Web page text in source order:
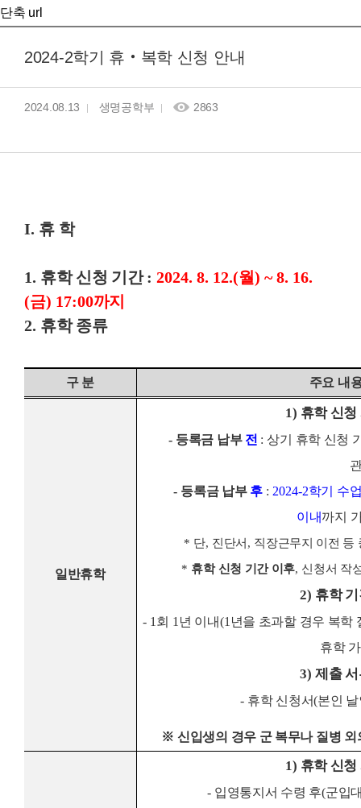
단축 url
2024-2학기 휴‧복학 신청 안내
2024.08.13 생명공학부 2863
I. 휴 학
1. 휴학 신청 기간:2024. 8. 12.(월) ~ 8. 16.
(금) 17:00까지
2. 휴학 종류
구 분 주요 내
일반휴학
1) 휴학 신청
- 등록금 납부 전 : 상기 휴학 신청
- 등록금 납부 후 : 2024-2학기 수
이내까지
* 단, 진단서 , 직장근무지 이전 등
* 휴학 신청 기간 이후, 신청서 작
2) 휴학
- 1 회 1 년 이내(1 년을 초과할 경우 복학
휴학
3)제출
- 휴학 신청서(본인
※신입생의 경우 군 복무나 질병
1) 휴학 신청
- 입영통지서 수령 후(군입